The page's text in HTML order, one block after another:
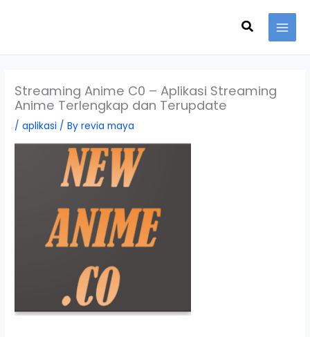
Search
Streaming Anime C0 – Aplikasi Streaming
Anime Terlengkap dan Terupdate
/aplikasi / Byrevia maya